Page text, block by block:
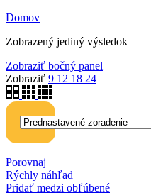
Domov
Zobrazený jediný výsledok
Zobraziť bočný panel
Zobraziť 9 12 18 24
Porovnaj
Rýchly náhľad
Pridať medzi obľúbené